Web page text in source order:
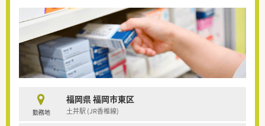
勤務地
福岡県 福岡市東区
土井駅 (JR香椎線)